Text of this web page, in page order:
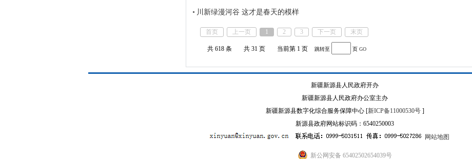
川新绿漫河谷 这才是春天的模样
首页 上一页 1 2 3 下一页 末页
共 618 条 共 31 页 当前第 1 页 跳转至 页 GO
新疆新源县人民政府开办
新疆新源县人民政府办公室主办
新疆新源县数字化综合服务保障中心 [新ICP备11000530号]
新源县政府网站标识码：6540250003
网站地图
新公网安备 65402502654039号